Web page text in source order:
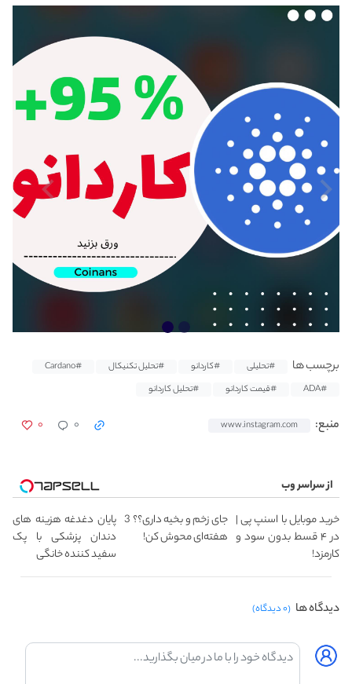
برچسب ها #تحلیلی #کاردانو #تحلیل تکنیکال
#Cardano
#ADA
#قیمت کاردانو #تحلیل کاردانو
منبع: www.instagram.com ۰ ۰
از سراسر وب
خرید موبایل با اسنپ پی |
در ۴ قسط بدون سود و
کارمزد!
جای زخم و بخیه داری؟؟ 3
هفته‌ای محوش کن!
پایان دغدغه هزینه های
دندان پزشکی با پک
سفید کننده خانگی
دیدگاه ها (۰ دیدگاه)